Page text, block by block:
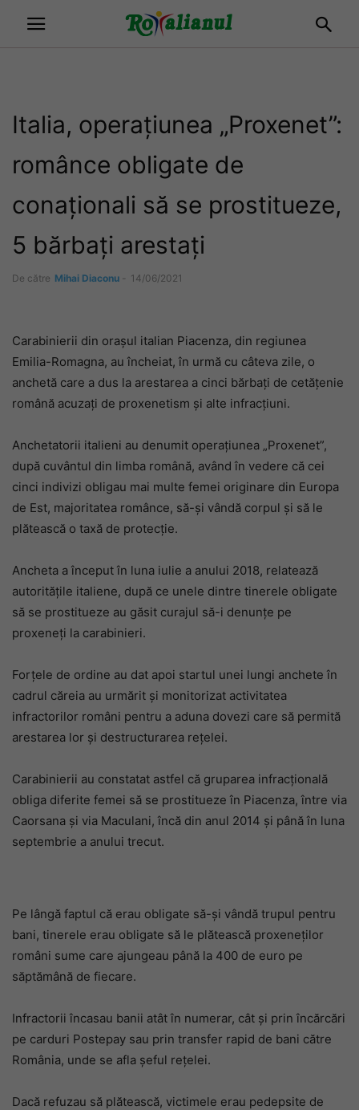
Italia, operațiunea „Proxenet”:
românce obligate de
conaționali să se prostitueze,
5 bărbați arestați
De către Mihai Diaconu - 14/06/2021
Carabinierii din orașul italian Piacenza, din regiunea
Emilia-Romagna, au încheiat, în urmă cu câteva zile, o
anchetă care a dus la arestarea a cinci bărbați de cetățenie
română acuzați de proxenetism și alte infracțiuni.
Anchetatorii italieni au denumit operațiunea „Proxenet”,
după cuvântul din limba română, având în vedere că cei
cinci indivizi obligau mai multe femei originare din Europa
de Est, majoritatea românce, să-și vândă corpul și să le
plătească o taxă de protecție.
Ancheta a început în luna iulie a anului 2018, relatează
autoritățile italiene, după ce unele dintre tinerele obligate
să se prostitueze au găsit curajul să-i denunțe pe
proxeneți la carabinieri.
Forțele de ordine au dat apoi startul unei lungi anchete în
cadrul căreia au urmărit și monitorizat activitatea
infractorilor români pentru a aduna dovezi care să permită
arestarea lor și destructurarea rețelei.
Carabinierii au constatat astfel că gruparea infracțională
obliga diferite femei să se prostitueze în Piacenza, între via
Caorsana și via Maculani, încă din anul 2014 și până în luna
septembrie a anului trecut.
Pe lângă faptul că erau obligate să-și vândă trupul pentru
bani, tinerele erau obligate să le plătească proxeneților
români sume care ajungeau până la 400 de euro pe
săptămână de fiecare.
Infractorii încasau banii atât în numerar, cât și prin încărcări
pe carduri Postepay sau prin transfer rapid de bani către
România, unde se afla șeful rețelei.
Dacă refuzau să plătească, victimele erau pedepsite de